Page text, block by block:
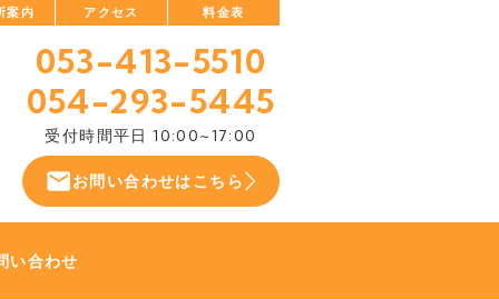
案内 アクセス 料金表
053-413-5510
054-293-5445
受付時間平日 10:00~17:00
お問い合わせはこちら
い合わせ